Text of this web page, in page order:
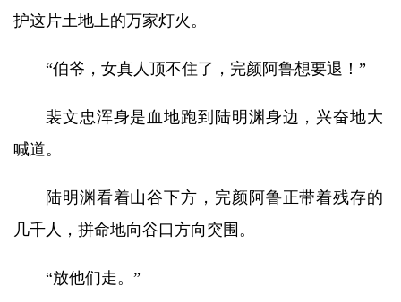
护这片土地上的万家灯火。
“伯爷，女真人顶不住了，完颜阿鲁想要退！”
裴文忠浑身是血地跑到陆明渊身边，兴奋地大
喊道。
陆明渊看着山谷下方，完颜阿鲁正带着残存的
几千人，拼命地向谷口方向突围。
“放他们走。”